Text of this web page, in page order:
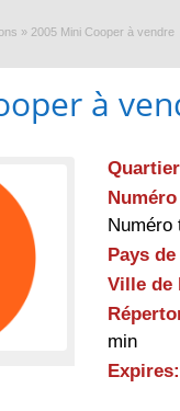
» 2005 Mini Cooper à vendre
à
Numéro
Pays
Ville de
min
Expires: